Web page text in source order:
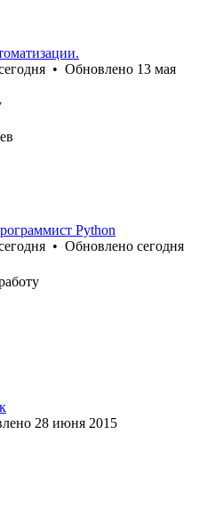
• Обновлено 13 мая
Python
• Обновлено сегодня
28 июня 2015